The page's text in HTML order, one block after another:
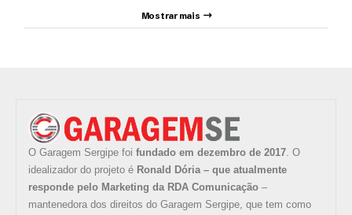
Mostrar mais
O Garagem Sergipe foi fundado em dezembro de 2017. O
idealizador do projeto é Ronald Dória – que atualmente
responde pelo Marketing da RDA Comunicação –
mantenedora dos direitos do Garagem Sergipe, que tem como